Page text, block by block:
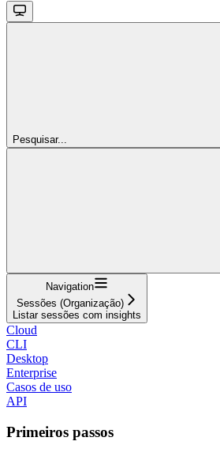
Pesquisar...
Navigation
Sessões (Organização)
Listar sessões com insights
Cloud
CLI
Desktop
Enterprise
Casos de uso
API
Primeiros passos